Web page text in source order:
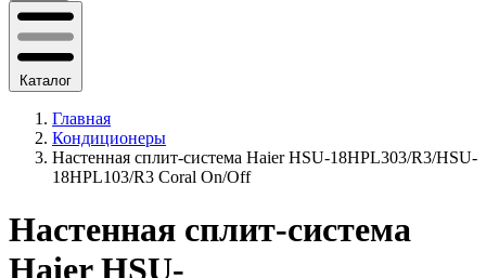
Каталог
Главная
Кондиционеры
Настенная сплит-система Haier HSU-18HPL303/R3/HSU-
18HPL103/R3 Coral On/Off
Настенная сплит-система
Haier HSU-